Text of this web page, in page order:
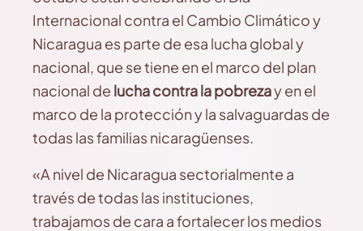
Internacional contra el Cambio Climático y
Nicaragua es parte de esa lucha global y
nacional, que se tiene en el marco del plan
nacional de lucha contra la pobrezay en el
marco de la protección y la salvaguardas de
todas las familias nicaragüenses.
«A nivel de Nicaragua sectorialmente a
través de todas las instituciones,
trabajamos de cara a fortalecer los medios